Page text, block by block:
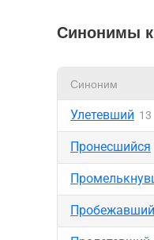
Синонимы
Синоним
Улетевший 13
Пронесшийся
Пробежавший